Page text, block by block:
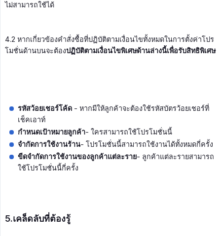
ไม่สามารถใช้ได้
4.2 หากเกี่ยวข้องคำสั่งซื้อที่ปฏิบัติตามเงื่อนไขทั้งหมดในการตั้งค่าโปร
โมชั่นด้านบนจะต้องปฏิบัติตามเงื่อนไขพิเศษด้านล่างนี้เพื่อรับสิทธิพิเศษ
รหัสว้อยเชอร์โค้ด - หากมีให้ลูกค้าจะต้องใช้รหัสบัตรว้อยเชอร์ที่
เช็คเอาท์
กำหนดเป้าหมายลูกค้า- ใครสามารถใช้โปรโมชั่นนี้
จำกัดการใช้งานร้าน- โปรโมชั่นนี้สามารถใช้งานได้ทั้งหมดกี่ครั้ง
ขีดจำกัดการใช้งานของลูกค้าแต่ละราย- ลูกค้าแต่ละรายสามารถ
ใช้โปรโมชั่นนี้กี่ครั้ง
5.เคล็ดลับที่ต้องรู้